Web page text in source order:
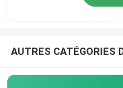
AUTRES CATÉGORIES